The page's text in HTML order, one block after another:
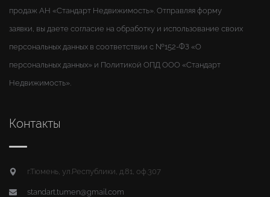
продаж АН «Стандарт Недвижимость». Отправляя форму
заявки, вы даете согласие на обработку и использование своих
персональных данных в соответствии с №152-ФЗ «О
персональных данных» и Политикой ОПД ООО «Стандарт
Недвижимость».
Контакты
г.Тюмень, ул.Республики, д.81, оф.307
standart.tumen@gmail.com